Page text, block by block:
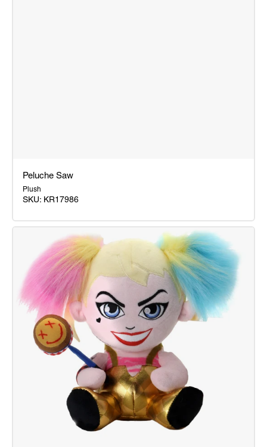
Peluche
Peluche Saw
Plush
SKU: KR17986